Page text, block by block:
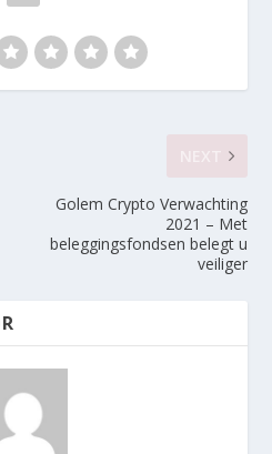
Golem Crypto Verwachting
2021 – Met
beleggingsfondsen belegt u
veiliger